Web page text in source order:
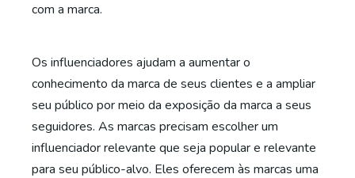
com a marca.
Os influenciadores ajudam a aumentar o
conhecimento da marca de seus clientes e a ampliar
seu público por meio da exposição da marca a seus
seguidores. As marcas precisam escolher um
influenciador relevante que seja popular e relevante
para seu público-alvo. Eles oferecem às marcas uma